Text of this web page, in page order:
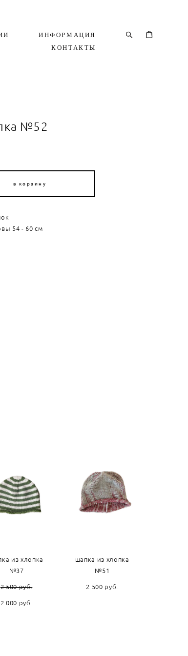
ИНФОРМАЦИЯ
КОНТАКТЫ
№52
в корзину
54 - 60 см
из хлопка
№37
2 500 pуб.
2 000 pуб.
шапка из хлопка
№51
2 500 pуб.